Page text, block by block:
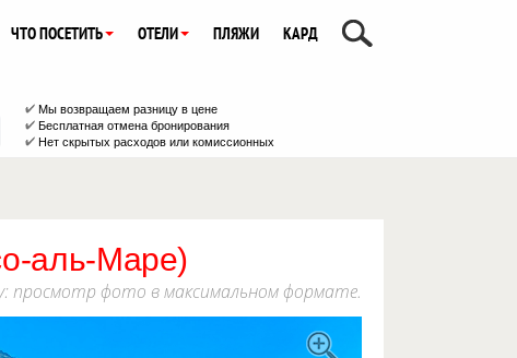
ЧТО ПОСЕТИТЬ ОТЕЛИ ПЛЯЖИ КАРД
Мы возвращаем разницу в цене
Бесплатная отмена бронирования
Нет скрытых расходов или комиссионных
аль-Маре)
просмотр фото в максимальном формате.